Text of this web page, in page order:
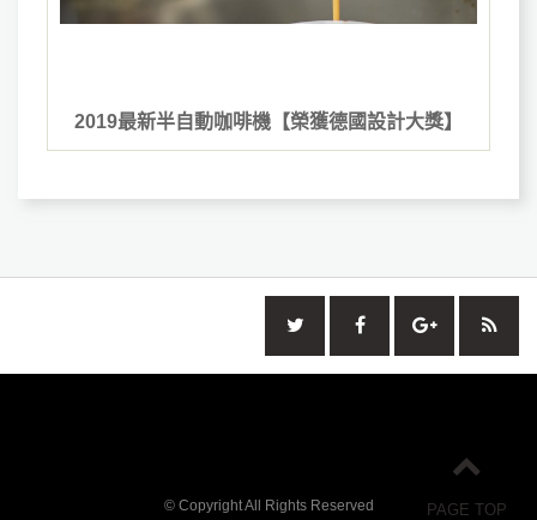
2019最新半自動咖啡機【榮獲德國設計大獎】
PAGE TOP
© Copyright All Rights Reserved